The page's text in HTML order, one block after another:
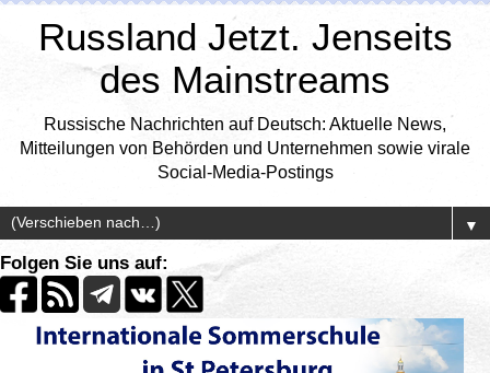
Russland Jetzt. Jenseits
des Mainstreams
Russische Nachrichten auf Deutsch: Aktuelle News,
Mitteilungen von Behörden und Unternehmen sowie virale
Social-Media-Postings
▼
Folgen Sie uns auf: